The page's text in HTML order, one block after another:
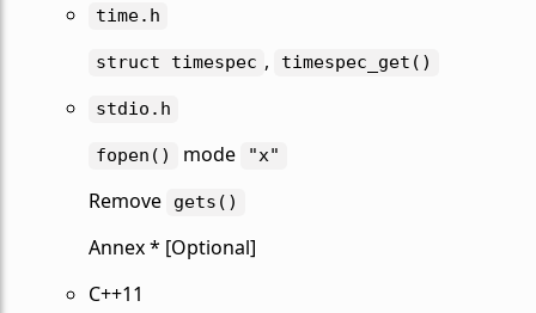
time.h
struct timespec , timespec_get()
stdio.h
fopen() mode "x"
Remove gets()
Annex * [Optional]
C++11